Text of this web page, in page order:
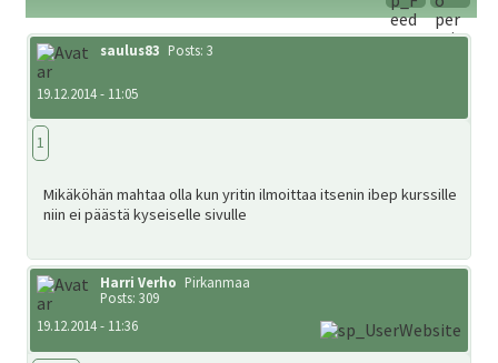
Materiaali
Forum
Linkit
Jäsenyys
Palaute
saulus83 Posts: 3
19.12.2014 - 11:05
1
Mikäköhän mahtaa olla kun yritin ilmoittaa itsenin ibep kurssille
niin ei päästä kyseiselle sivulle
Harri Verho Pirkanmaa
Posts: 309
19.12.2014 - 11:36